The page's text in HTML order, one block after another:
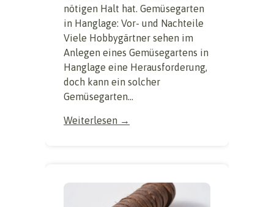
nötigen Halt hat. Gemüsegarten
in Hanglage: Vor- und Nachteile
Viele Hobbygärtner sehen im
Anlegen eines Gemüsegartens in
Hanglage eine Herausforderung,
doch kann ein solcher
Gemüsegarten...
Weiterlesen →